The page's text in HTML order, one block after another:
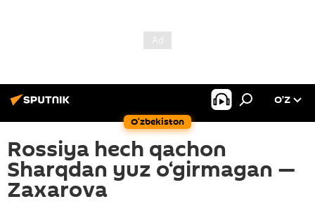
O‘zbekiston
O’Z
Rossiya hech qachon
Sharqdan yuz o‘girmagan —
Zaxarova